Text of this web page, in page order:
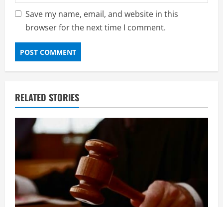
Save my name, email, and website in this
browser for the next time I comment.
RELATED STORIES